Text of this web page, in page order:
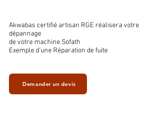
Akwabas certifié artisan RGE réalisera votre
dépannage
de votre machine Sofath
Exemple d'une Réparation de fuite
Demander un devis